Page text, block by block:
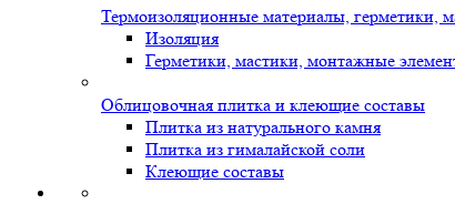
Термоизоляционные материалы, герметики,
Изоляция
Герметики, мастики, монтажные
Облицовочная плитка и клеющие составы
Плитка из натурального камня
Плитка из гималайской соли
Клеющие составы